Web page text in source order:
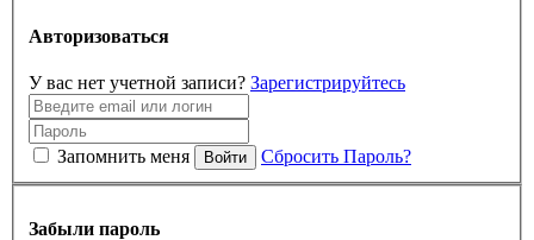
Авторизоваться
У вас нет учетной записи? Зарегистрируйтесь
Запомнить меня Войти Сбросить Пароль?
Забыли пароль